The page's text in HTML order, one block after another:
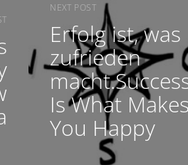
NEXT POST
Erfolg ist, was
zufrieden
Is What
You Happy